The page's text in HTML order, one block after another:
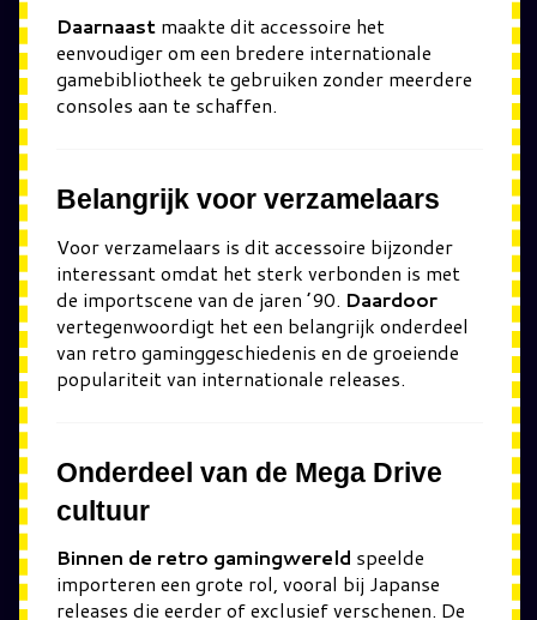
Daarnaast maakte dit accessoire het
eenvoudiger om een bredere internationale
gamebibliotheek te gebruiken zonder meerdere
consoles aan te schaffen.
Belangrijk voor verzamelaars
Voor verzamelaars is dit accessoire bijzonder
interessant omdat het sterk verbonden is met
de importscene van de jaren ’90. Daardoor
vertegenwoordigt het een belangrijk onderdeel
van retro gaminggeschiedenis en de groeiende
populariteit van internationale releases.
Onderdeel van de Mega Drive
cultuur
Binnen de retro gamingwereld speelde
importeren een grote rol, vooral bij Japanse
releases die eerder of exclusief verschenen. De